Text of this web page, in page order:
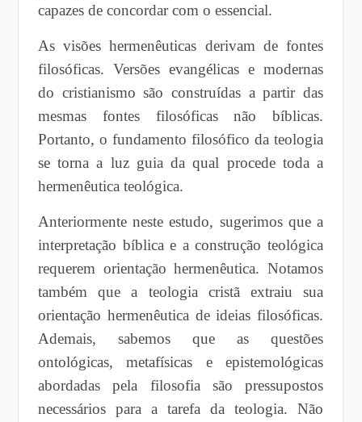
capazes de concordar com o essencial.
As visões hermenêuticas derivam de fontes
filosóficas. Versões evangélicas e modernas
do cristianismo são construídas a partir das
mesmas fontes filosóficas não bíblicas.
Portanto, o fundamento filosófico da teologia
se torna a luz guia da qual procede toda a
hermenêutica teológica.
Anteriormente neste estudo, sugerimos que a
interpretação bíblica e a construção teológica
requerem orientação hermenêutica. Notamos
também que a teologia cristã extraiu sua
orientação hermenêutica de ideias filosóficas.
Ademais, sabemos que as questões
ontológicas, metafísicas e epistemológicas
abordadas pela filosofia são pressupostos
necessários para a tarefa da teologia. Não